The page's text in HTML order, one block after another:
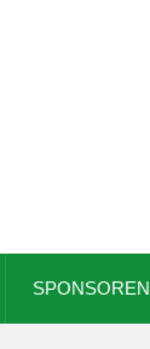
SPONSOREN